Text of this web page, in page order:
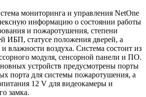
мониторинга и управления NetOne
информацию о состоянии работы
и пожаротушения, степени
ИБП, статусе положения дверей, а
влажности воздуха. Система состоит из
модуля, сенсорной панели и ПО.
устройств предусмотрены порты
порта для системы пожаротушения, а
12 V для видеокамеры и
замка.